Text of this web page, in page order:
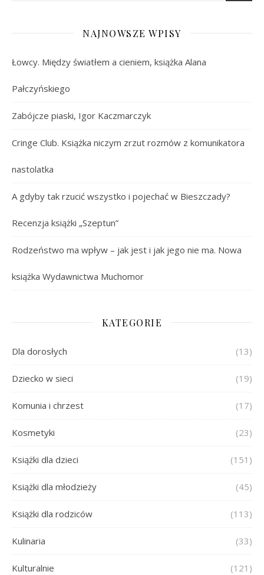
NAJNOWSZE WPISY
Łowcy. Między światłem a cieniem, książka Alana
Pałczyńskiego
Zabójcze piaski, Igor Kaczmarczyk
Cringe Club. Książka niczym zrzut rozmów z komunikatora
nastolatka
A gdyby tak rzucić wszystko i pojechać w Bieszczady?
Recenzja książki „Szeptun”
Rodzeństwo ma wpływ – jak jest i jak jego nie ma. Nowa
książka Wydawnictwa Muchomor
KATEGORIE
Dla dorosłych (13)
Dziecko w sieci (19)
Komunia i chrzest (17)
Kosmetyki (23)
Książki dla dzieci (151)
Książki dla młodzieży (45)
Książki dla rodziców (113)
Kulinaria (33)
Kulturalnie (121)